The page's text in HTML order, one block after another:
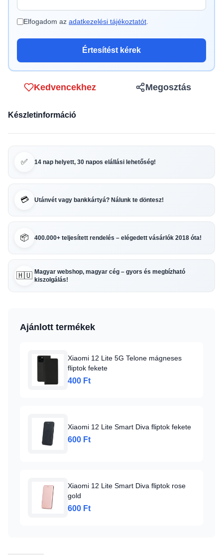
Elfogadom az adatkezelési tájékoztatót
Értesítést kérek
Kedvencekhez Megosztás
Készletinformáció
✅ 14 nap helyett, 30 napos elállási lehetőség!
💳 Utánvét vagy bankkártyá? Nálunk te döntesz!
📦 400.000+ teljesített rendelés – elégedett vásárlók 2018 óta!
🇭🇺 Magyar webshop, magyar cég – gyors és megbízható
kiszolgálás!
Ajánlott termékek
Xiaomi 12 Lite 5G Telone mágneses
fliptok fekete
400 Ft
Xiaomi 12 Lite Smart Diva fliptok fekete
600 Ft
Xiaomi 12 Lite Smart Diva fliptok rose
gold
600 Ft